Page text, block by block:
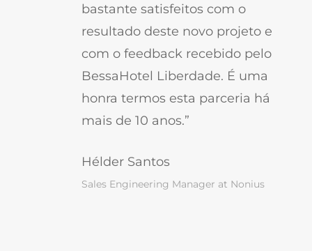
bastante satisfeitos com o
resultado deste novo projeto e
com o feedback recebido pelo
BessaHotel Liberdade. É uma
honra termos esta parceria há
mais de 10 anos.”
Hélder Santos
Sales Engineering Manager at Nonius